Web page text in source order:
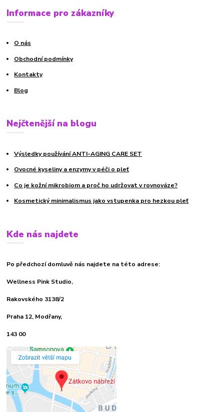
Informace pro zákazníky
O nás
Obchodní podmínky
Kontakty
Blog
Nejčtenější na blogu
Výsledky používání ANTI-AGING CARE SET
Ovocné kyseliny a enzymy v péči o pleť
Co je kožní mikrobiom a proč ho udržovat v rovnováze?
Kosmetický minimalismus jako vstupenka pro hezkou pleť
Kde nás najdete
Po předchozí domluvě nás najdete na této adrese:
Wellness Pink Studio,
Rakovského 3138/2
Praha 12, Modřany,
143 00